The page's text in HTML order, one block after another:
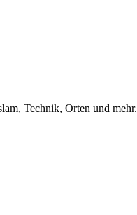
Technik, Orten und mehr.